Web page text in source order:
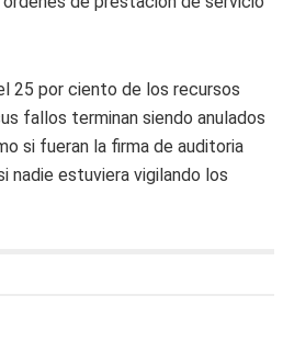
25 por ciento de los recursos
fallos terminan siendo anulados
si fueran la firma de auditoria
nadie estuviera vigilando los